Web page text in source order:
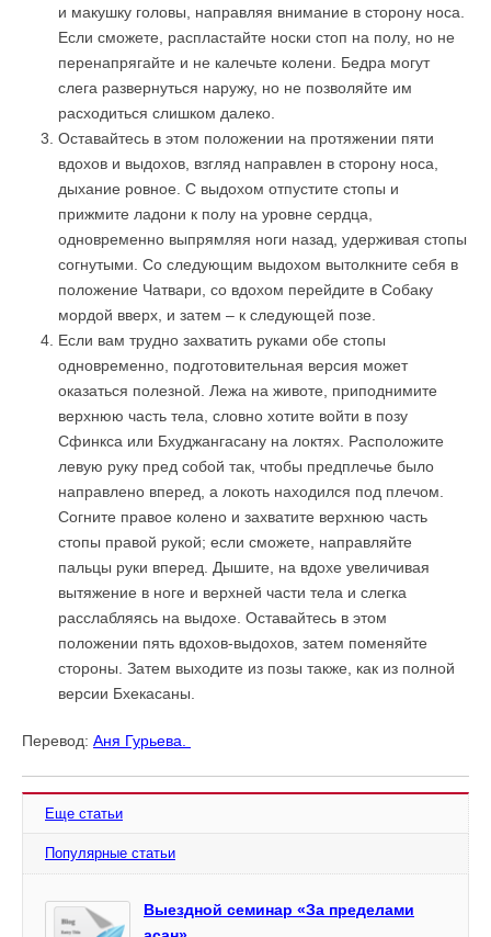
и макушку головы, направляя внимание в сторону носа.
Если сможете, распластайте носки стоп на полу, но не
перенапрягайте и не калечьте колени. Бедра могут
слега развернуться наружу, но не позволяйте им
расходиться слишком далеко.
Оставайтесь в этом положении на протяжении пяти
вдохов и выдохов, взгляд направлен в сторону носа,
дыхание ровное. С выдохом отпустите стопы и
прижмите ладони к полу на уровне сердца,
одновременно выпрямляя ноги назад, удерживая стопы
согнутыми. Со следующим выдохом вытолкните себя в
положение Чатвари, со вдохом перейдите в Собаку
мордой вверх, и затем – к следующей позе.
Если вам трудно захватить руками обе стопы
одновременно, подготовительная версия может
оказаться полезной. Лежа на животе, приподнимите
верхнюю часть тела, словно хотите войти в позу
Сфинкса или Бхуджангасану на локтях. Расположите
левую руку пред собой так, чтобы предплечье было
направлено вперед, а локоть находился под плечом.
Согните правое колено и захватите верхнюю часть
стопы правой рукой; если сможете, направляйте
пальцы руки вперед. Дышите, на вдохе увеличивая
вытяжение в ноге и верхней части тела и слегка
расслабляясь на выдохе. Оставайтесь в этом
положении пять вдохов-выдохов, затем поменяйте
стороны. Затем выходите из позы также, как из полной
версии Бхекасаны.
Перевод: Аня Гурьева.
Еще статьи
Популярные статьи
Выездной семинар «За пределами